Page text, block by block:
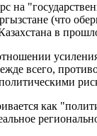
на
(что
в
всего,
как